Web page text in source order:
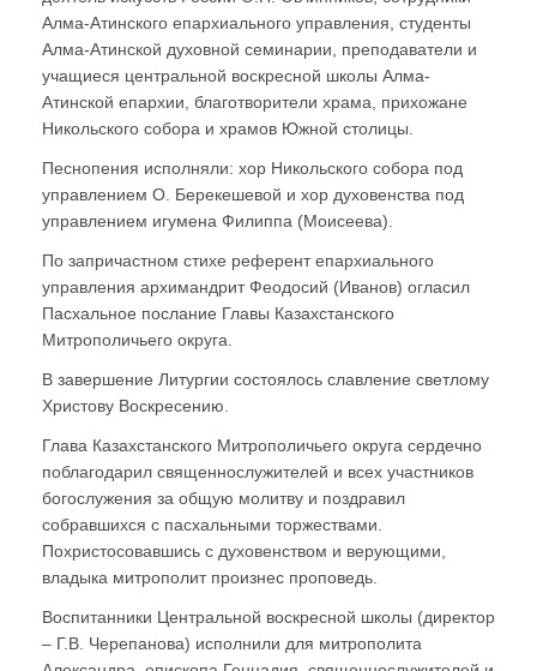
Алма-Атинского епархиального управления, студенты
Алма-Атинской духовной семинарии, преподаватели и
учащиеся центральной воскресной школы Алма-
Атинской епархии, благотворители храма, прихожане
Никольского собора и храмов Южной столицы.
Песнопения исполняли: хор Никольского собора под
управлением О. Берекешевой и хор духовенства под
управлением игумена Филиппа (Моисеева).
По запричастном стихе референт епархиального
управления архимандрит Феодосий (Иванов) огласил
Пасхальное послание Главы Казахстанского
Митрополичьего округа.
В завершение Литургии состоялось славление светлому
Христову Воскресению.
Глава Казахстанского Митрополичьего округа сердечно
поблагодарил священнослужителей и всех участников
богослужения за общую молитву и поздравил
собравшихся с пасхальными торжествами.
Похристосовавшись с духовенством и верующими,
владыка митрополит произнес проповедь.
Воспитанники Центральной воскресной школы (директор
– Г.В. Черепанова) исполнили для митрополита